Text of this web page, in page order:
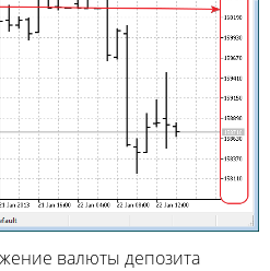
валюты депозита